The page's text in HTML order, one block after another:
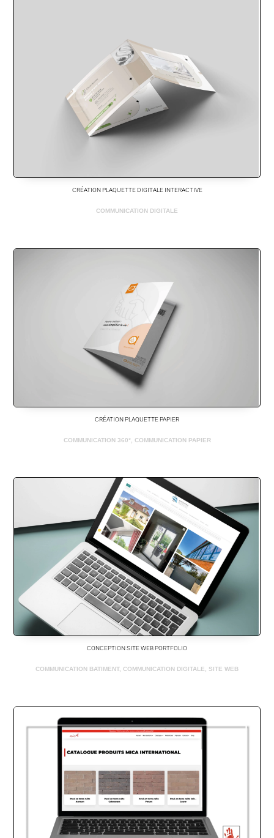
CRÉATION PLAQUETTE DIGITALE INTERACTIVE
COMMUNICATION DIGITALE
CRÉATION PLAQUETTE PAPIER
COMMUNICATION 360°, COMMUNICATION PAPIER
CONCEPTION SITE WEB PORTFOLIO
COMMUNICATION BATIMENT, COMMUNICATION DIGITALE, SITE WEB